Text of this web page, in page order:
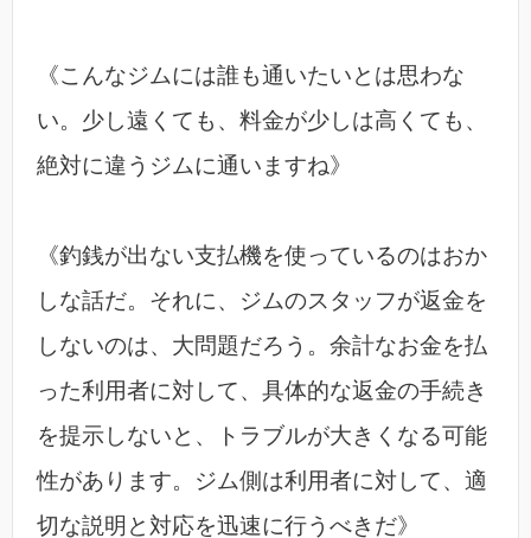
《こんなジムには誰も通いたいとは思わな
い。少し遠くても、料金が少しは高くても、
絶対に違うジムに通いますね》
《釣銭が出ない支払機を使っているのはおか
しな話だ。それに、ジムのスタッフが返金を
しないのは、大問題だろう。余計なお金を払
った利用者に対して、具体的な返金の手続き
を提示しないと、トラブルが大きくなる可能
性があります。ジム側は利用者に対して、適
切な説明と対応を迅速に行うべきだ》